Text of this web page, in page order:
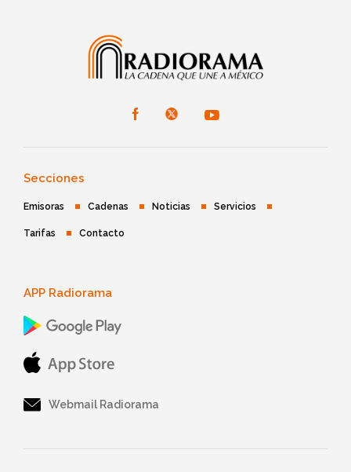
Secciones
Emisoras Cadenas Noticias Servicios
Tarifas Contacto
APP Radiorama
Webmail Radiorama